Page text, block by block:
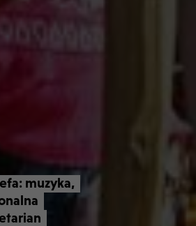
muzyka,